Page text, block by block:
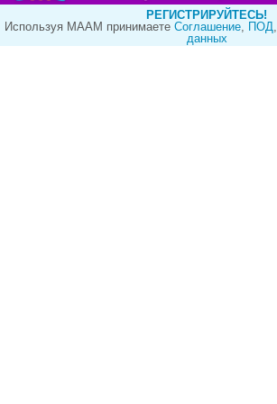
РЕГИСТРИРУЙТЕСЬ!
Используя МААМ принимаете Cоглашение, ПОД,
данных